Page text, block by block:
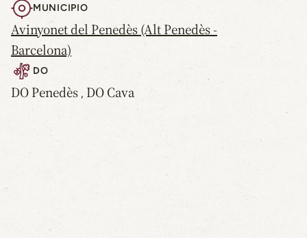
MUNICIPIO
Avinyonet del Penedès (Alt Penedès -
Barcelona)
DO
DO Penedès , DO Cava